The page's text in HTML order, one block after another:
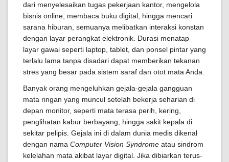
dari menyelesaikan tugas pekerjaan kantor, mengelola
bisnis online, membaca buku digital, hingga mencari
sarana hiburan, semuanya melibatkan interaksi konstan
dengan layar perangkat elektronik. Durasi menatap
layar gawai seperti laptop, tablet, dan ponsel pintar yang
terlalu lama tanpa disadari dapat memberikan tekanan
stres yang besar pada sistem saraf dan otot mata Anda.
Banyak orang mengeluhkan gejala-gejala gangguan
mata ringan yang muncul setelah bekerja seharian di
depan monitor, seperti mata terasa perih, kering,
penglihatan kabur berbayang, hingga sakit kepala di
sekitar pelipis. Gejala ini di dalam dunia medis dikenal
dengan nama Computer Vision Syndrome atau sindrom
kelelahan mata akibat layar digital. Jika dibiarkan terus-